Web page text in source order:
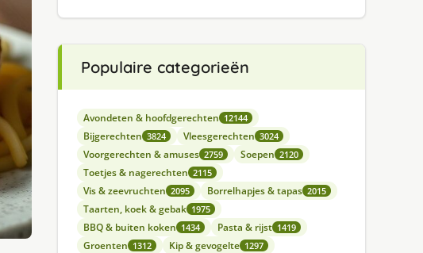
Populaire categorieën
Avondeten & hoofdgerechten 12144
Bijgerechten 3824 Vleesgerechten 3024
Voorgerechten & amuses 2759 Soepen 2120
Toetjes & nagerechten 2115
Vis & zeevruchten 2095 Borrelhapjes & tapas 2015
Taarten, koek & gebak 1975
BBQ & buiten koken 1434 Pasta & rijst 1419
Groenten 1312 Kip & gevogelte 1297